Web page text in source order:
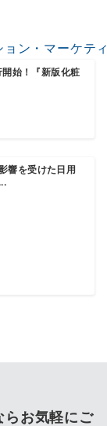
始！『新版化粧
響を受けた日用
らお気軽にご